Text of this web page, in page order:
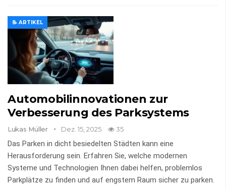
📝 ARTIKEL
Automobilinnovationen zur
Verbesserung des Parksystems
Lukas Müller Dez. 15, 2025 35
Das Parken in dicht besiedelten Städten kann eine
Herausforderung sein. Erfahren Sie, welche modernen
Systeme und Technologien Ihnen dabei helfen, problemlos
Parkplätze zu finden und auf engstem Raum sicher zu parken.